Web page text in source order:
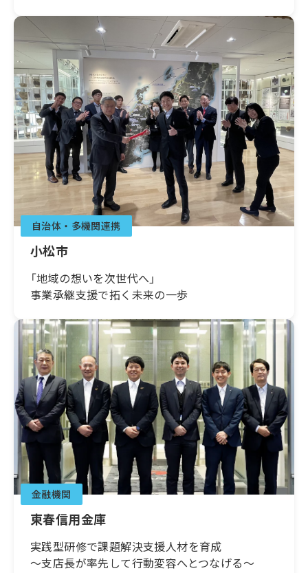
自治体・多機関連携
小松市
「地域の想いを次世代へ」
事業承継支援で拓く未来の一歩
金融機関
東春信用金庫
実践型研修で課題解決支援人材を育成
～支店長が率先して行動変容へとつなげる～